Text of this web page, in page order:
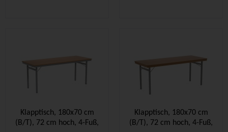
Klapptisch, 180x70 cm
(B/T), 72 cm hoch, 4-Fuß,
Klapptisch, 180x70 cm
(B/T), 72 cm hoch, 4-Fuß,